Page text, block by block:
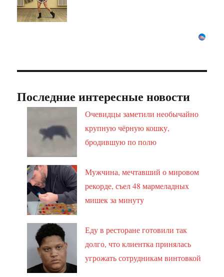
Последние интересные новости
Очевидцы заметили необычайно
крупную чёрную кошку,
бродившую по полю
Мужчина, мечтавший о мировом
рекорде, съел 48 мармеладных
мишек за минуту
Еду в ресторане готовили так
долго, что клиентка принялась
угрожать сотрудникам винтовкой